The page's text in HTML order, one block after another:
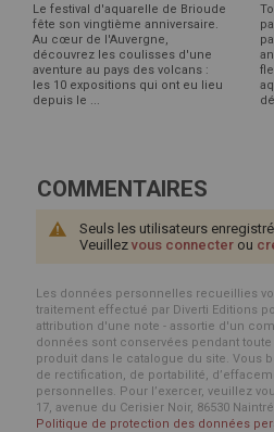
Le festival d'aquarelle de Brioude
fête son vingtième anniversaire.
Au cœur de l'Auvergne,
découvrez les coulisses d'une
aventure au pays des volcans :
les 10 expositions qui ont eu lieu
depuis le ...
COMMENTAIRES
Seuls les utilisateurs
Veuillez vous connecter ou
Les données personnelles recueillies
traitement effectué par Diverti Editions
attribution d'une note - assortie d'un
données sont conservées pendant
produit dans le catalogue du site. Vous
de rectification, de portabilité,
personnelles. Pour l’exercer, veuillez
17, avenue du Cerisier Noir, 86530
Politique de protection des données